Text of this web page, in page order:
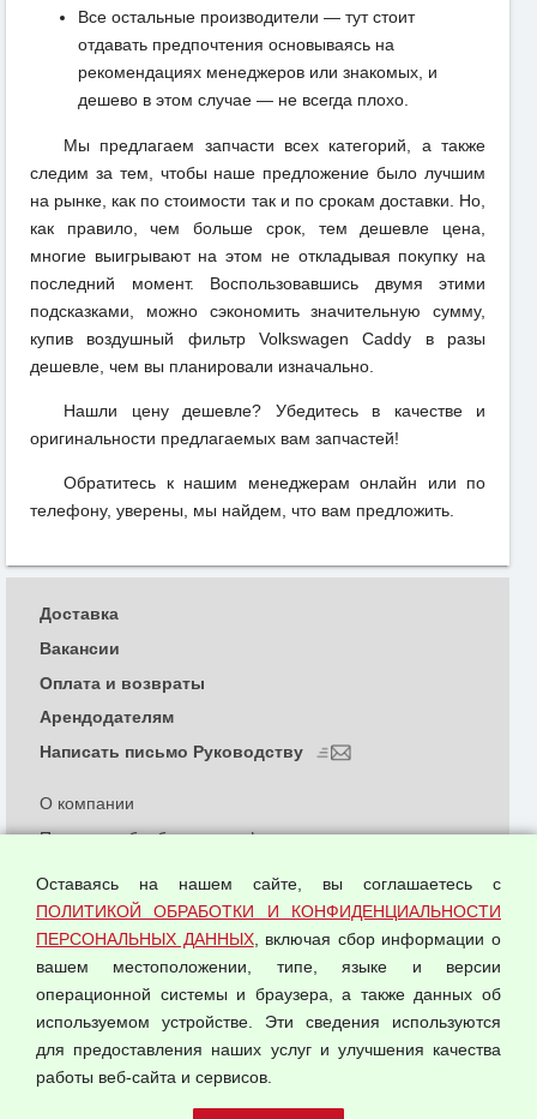
Все остальные производители — тут стоит
отдавать предпочтения основываясь на
рекомендациях менеджеров или знакомых, и
дешево в этом случае — не всегда плохо.
Мы предлагаем запчасти всех категорий, а также
следим за тем, чтобы наше предложение было лучшим
на рынке, как по стоимости так и по срокам доставки. Но,
как правило, чем больше срок, тем дешевле цена,
многие выигрывают на этом не откладывая покупку на
последний момент. Воспользовавшись двумя этими
подсказками, можно сэкономить значительную сумму,
купив воздушный фильтр Volkswagen Caddy в разы
дешевле, чем вы планировали изначально.
Нашли цену дешевле? Убедитесь в качестве и
оригинальности предлагаемых вам запчастей!
Обратитесь к нашим менеджерам онлайн или по
телефону, уверены, мы найдем, что вам предложить.
© 2026 ООО "Феникс"
О компании
Политика обработки и конфиденциальности
Согласием на обработку персональных данных
Оферта оптовой купли-продажи
Публичная оферта
Доставка
Вакансии
Оплата и возвраты
Арендодателям
Написать письмо Руководству
Оставаясь на нашем сайте, вы соглашаетесь с
ПОЛИТИКОЙ ОБРАБОТКИ И КОНФИДЕНЦИАЛЬНОСТИ
ПЕРСОНАЛЬНЫХ ДАННЫХ, включая сбор информации о
вашем местоположении, типе, языке и версии
операционной системы и браузера, а также данных об
используемом устройстве. Эти сведения используются
для предоставления наших услуг и улучшения качества
работы веб-сайта и сервисов.